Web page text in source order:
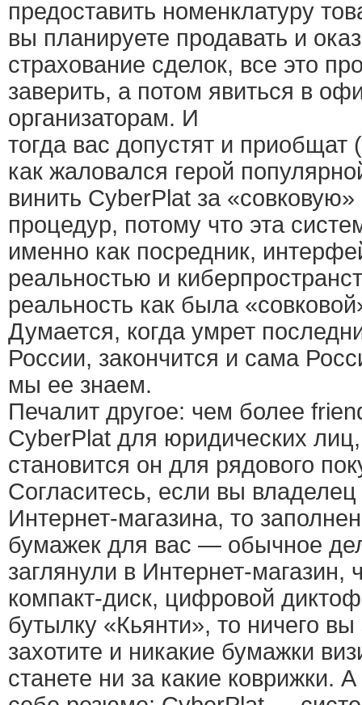
предоставить номенклатуру
вы планируете продавать и
страхование сделок, все это
заверить, а потом явиться в
организаторам. И
тогда вас допустят и
как жаловался герой
винить CyberPlat за
процедур, потому что эта
именно как посредник,
реальностью и
реальность как была
Думается, когда умрет
России, закончится и сама
мы ее знаем.
Печалит другое: чем более
CyberPlat для юридических
становится он для рядового
Согласитесь, если вы владелец
Интернет-магазина, то
бумажек для вас — обычное
заглянули в Интернет-магазин,
компакт-диск, цифровой
бутылку «Кьянти», то ничего вы
захотите и никакие бумажки
станете ни за какие коврижки.